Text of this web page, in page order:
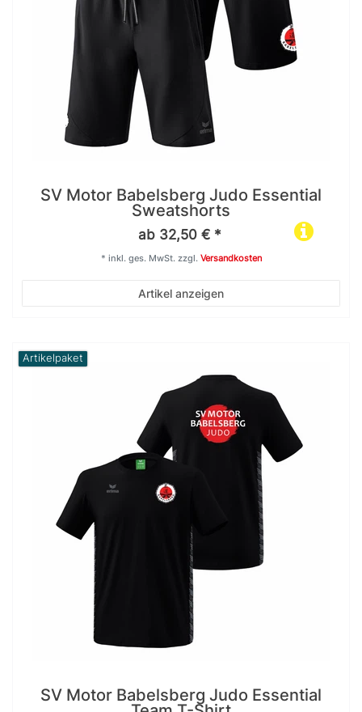
SV Motor Babelsberg Judo Essential
Sweatshorts
ab 32,50 € *
Artikel anzeigen
* inkl. ges. MwSt.zzgl. Versandkosten
Artikelpaket
SV Motor Babelsberg Judo Essential